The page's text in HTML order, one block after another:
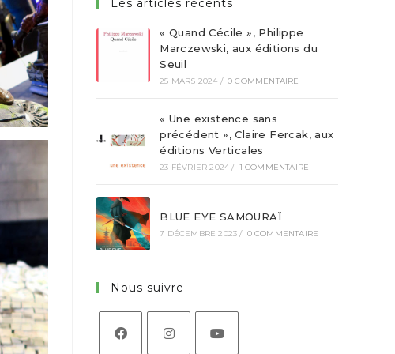
Les articles récents
« Quand Cécile », Philippe
Marczewski, aux éditions du
Seuil
25 MARS 2024 / 0 COMMENTAIRE
« Une existence sans
précédent », Claire Fercak, aux
éditions Verticales
23 FÉVRIER 2024 / 1 COMMENTAIRE
BLUE EYE SAMOURAÏ
7 DÉCEMBRE 2023 / 0 COMMENTAIRE
Nous suivre